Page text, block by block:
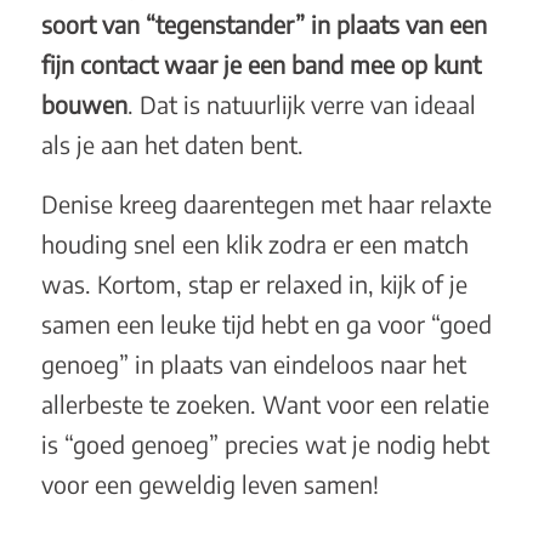
soort van “tegenstander” in plaats van een
fijn contact waar je een band mee op kunt
bouwen. Dat is natuurlijk verre van ideaal
als je aan het daten bent.
Denise kreeg daarentegen met haar relaxte
houding snel een klik zodra er een match
was. Kortom, stap er relaxed in, kijk of je
samen een leuke tijd hebt en ga voor “goed
genoeg” in plaats van eindeloos naar het
allerbeste te zoeken. Want voor een relatie
is “goed genoeg” precies wat je nodig hebt
voor een geweldig leven samen!